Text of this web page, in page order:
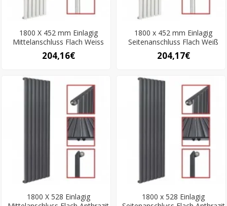
1800 X 452 mm Einlagig
Mittelanschluss Flach Weiss
204,16€
1800 x 452 mm Einlagig
Seitenanschluss Flach Weiß
204,17€
1800 X 528 Einlagig
1800 x 528 Einlagig